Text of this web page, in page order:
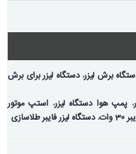
برش لیزر،دستگاه لیزر برای برش
، پمپ هوا دستگاه لیزر، استپ موتور
وات ، دستگاه لیزر فایبر طلاسازی